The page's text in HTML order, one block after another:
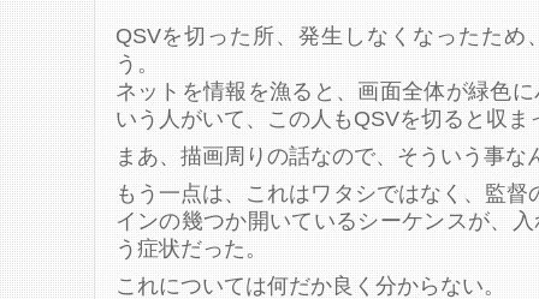
QSVを切った所、発生しなくなったため
う。
ネットを情報を漁ると、画面全体が緑色
いう人がいて、この人もQSVを切ると収ま
まあ、描画周りの話なので、そういう事な
もう一点は、これはワタシではなく、監
インの幾つか開いているシーケンスが、
う症状だった。
これについては何だか良く分からない。